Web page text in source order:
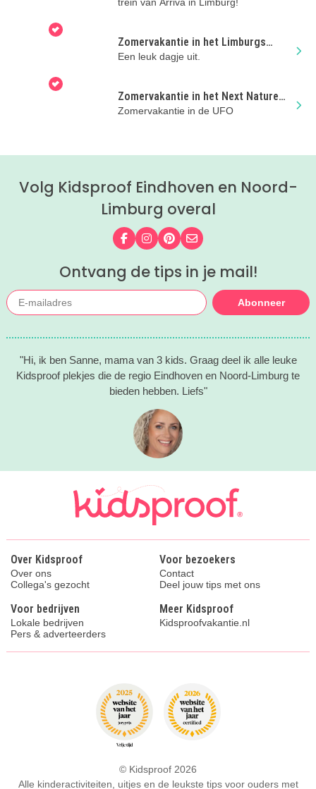
Zomervakantie in het Limburgs
Museum
Een leuk dagje uit.
Zomervakantie in het Next Nature
Museum
Zomervakantie in de UFO
Volg Kidsproof Eindhoven en Noord-
Limburg overal
Volg ons op Facebook
Volg ons op Instagram
Volg ons op Pinterest
Mail ons
Ontvang de tips in je mail!
Abonneer
"Hi, ik ben Sanne, mama van 3 kids. Graag deel ik alle leuke
Kidsproof plekjes die de regio Eindhoven en Noord-Limburg te
bieden hebben. Liefs"
Over Kidsproof
Over ons
Collega's gezocht
Voor bezoekers
Contact
Deel jouw tips met ons
Voor bedrijven
Lokale bedrijven
Pers & adverteerders
Meer Kidsproof
Kidsproofvakantie.nl
© Kidsproof 2026
Alle kinderactiviteiten, uitjes en de leukste tips voor ouders met